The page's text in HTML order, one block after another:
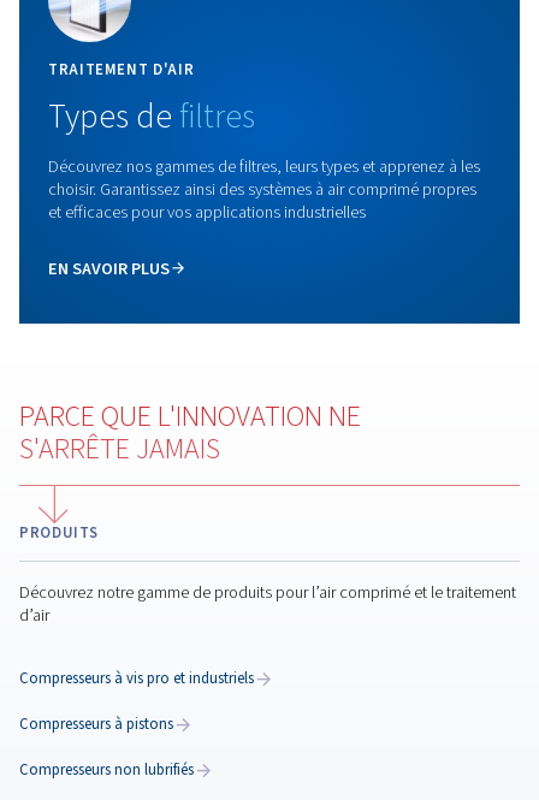
Pièces de rechange
fiabilité garantie, temps d’arrêt réduits, qualité d’air
Blogs populaires